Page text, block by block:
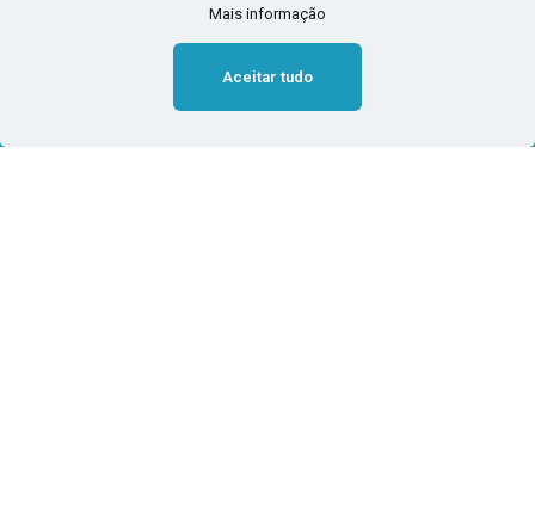
Mais informação
Aceitar tudo